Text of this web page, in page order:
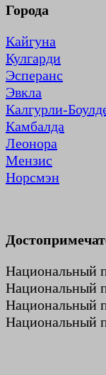
Города
Кайгуна
Кулгарди
Эсперанс
Эвкла
Калгурли-
Камбалда
Леонора
Мензис
Норсмэн
Национальный
Национальный
Национальный
Национальный